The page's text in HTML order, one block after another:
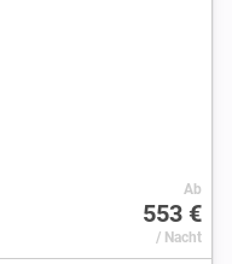
Ab
553 €
/ Nacht